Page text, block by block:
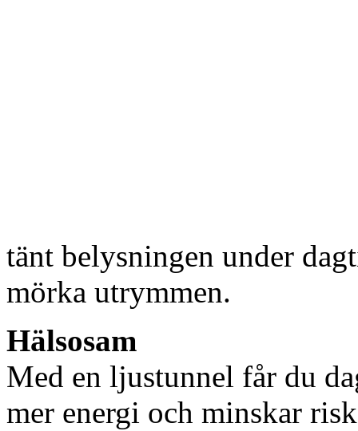
tänt belysningen under
mörka utrymmen.
Hälsosam
Med en ljustunnel får du
mer energi och minskar